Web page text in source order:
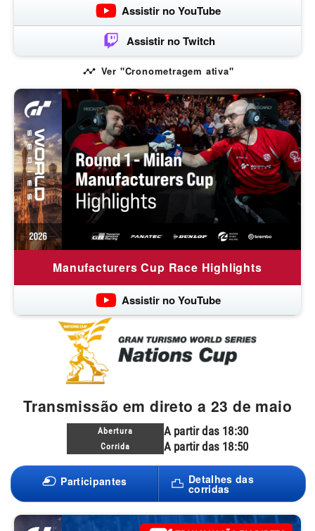
Assistir no YouTube
Assistir no Twitch
Ver "Cronometragem ativa"
Manufacturers Cup Race Highlights
Assistir no YouTube
Transmissão em direto a 23 de maio
Abertura A partir das 18:30
Corrida A partir das 18:50
Participantes Detalhes das
corridas